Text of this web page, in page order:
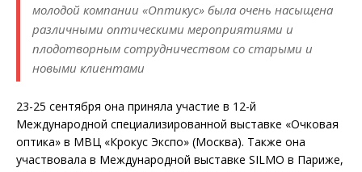
молодой компании «Оптикус» была очень насыщена
различными оптическими мероприятиями и
плодотворным сотрудничеством со старыми и
новыми клиентами
23-25 сентября она приняла участие в 12-й
Международной специализированной выставке «Очковая
оптика» в МВЦ «Крокус Экспо» (Москва). Также она
участвовала в Международной выставке SILMO в Париже,